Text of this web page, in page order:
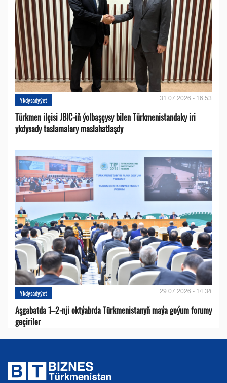
Ykdysadyýet 31.07.2026 - 16:53
Türkmen ilçisi JBIC-iň ýolbaşçysy bilen Türkmenistandaky iri
ykdysady taslamalary maslahatlaşdy
Ykdysadyýet 29.07.2026 - 14:34
Aşgabatda 1–2-nji oktýabrda Türkmenistanyň maýa goýum forumy
geçiriler